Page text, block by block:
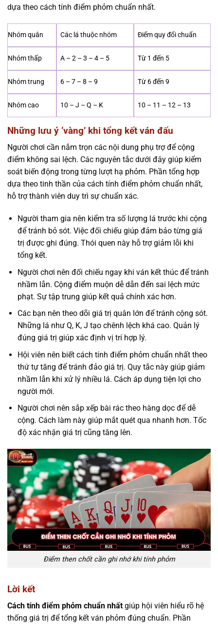
dựa theo cách tính điểm phỏm chuẩn nhất.
Nhóm quân Các lá thuộc nhóm Điểm quy đổi chuẩn
Nhóm thấp A – 2 – 3 – 4 – 5 Từ 1 đến 5
Nhóm trung 6 – 7 – 8 – 9 Từ 6 đến 9
Nhóm cao 10 – J – Q – K 10 – 11 – 12 – 13
Những lưu ý ‘vàng’ khi tổng kết ván đấu
Người chơi cần nắm trọn các nội dung phụ trợ để cộng
điểm không sai lệch. Các nguyên tắc dưới đây giúp kiểm
soát biến động trong từng lượt hạ phỏm. Phần tổng hợp
dựa theo tinh thần của cách tính điểm phỏm chuẩn nhất,
hỗ trợ thành viên duy trì sự chuẩn xác.
Người tham gia nên kiểm tra số lượng lá trước khi cộng
để tránh bỏ sót. Việc đối chiếu giúp đảm bảo từng giá
trị được ghi đúng. Thói quen này hỗ trợ giảm lỗi khi
tổng kết.
Người chơi nên đối chiếu ngay khi ván kết thúc để tránh
nhầm lẫn. Cộng điểm muộn dễ dẫn đến sai lệch mức
phạt. Sự tập trung giúp kết quả chính xác hơn.
Các bạn nên theo dõi giá trị quân lớn để tránh cộng sót.
Những lá như Q, K, J tạo chênh lệch khá cao. Quản lý
đúng giá trị giúp xác định vị trí hợp lý.
Hội viên nên biết cách tính điểm phỏm chuẩn nhất theo
thứ tự tăng để tránh đảo giá trị. Quy tắc này giúp giảm
nhầm lẫn khi xử lý nhiều lá. Cách áp dụng tiện lợi cho
người mới.
Người chơi nên sắp xếp bài rác theo hàng dọc để dễ
cộng. Cách làm này giúp mắt quét qua nhanh hơn. Tốc
độ xác nhận giá trị cũng tăng lên.
Điểm then chốt cần ghi nhớ khi tính phỏm
Lời kết
Cách tính điểm phỏm chuẩn nhất giúp hội viên hiểu rõ hệ
thống giá trị để tổng kết ván phỏm đúng chuẩn. Phần